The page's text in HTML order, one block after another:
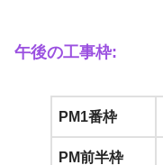
午後の工事枠:
PM1番枠
PM前半枠